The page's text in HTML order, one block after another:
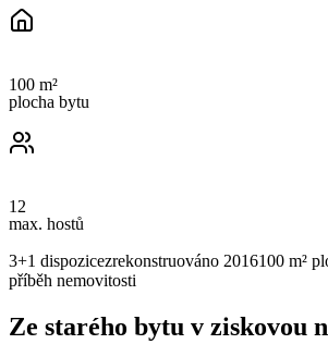
100 m²
plocha bytu
12
max. hostů
3+1 dispozicezrekonstruováno 2016100 m²
příběh nemovitosti
Ze starého bytu v ziskovou